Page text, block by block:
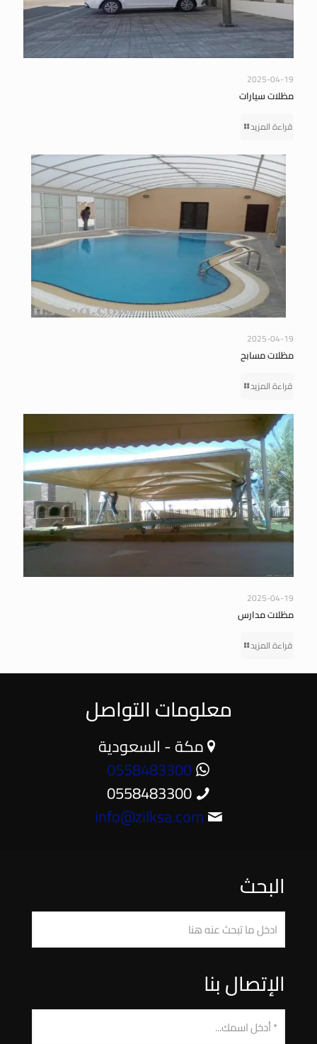
2025-04-19
مظلات سيارات
قراءة المزيد
2025-04-19
مظلات مسابح
قراءة المزيد
2025-04-19
مظلات مدارس
قراءة المزيد
معلومات التواصل
مكة - السعودية
0558483300
0558483300
info@zilksa.com
البحث
الإتصال بنا